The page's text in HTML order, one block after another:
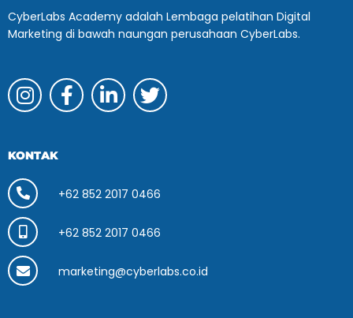
CyberLabs Academy adalah Lembaga pelatihan Digital
Marketing di bawah naungan perusahaan CyberLabs.
KONTAK
+62 852 2017 0466
+62 852 2017 0466
marketing@cyberlabs.co.id